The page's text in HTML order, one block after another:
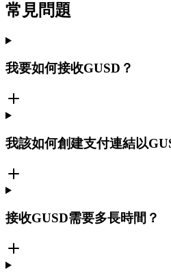
常見問題
我要如何接收GUSD？
我該如何創建支付連結以
接收GUSD需要多長時間？